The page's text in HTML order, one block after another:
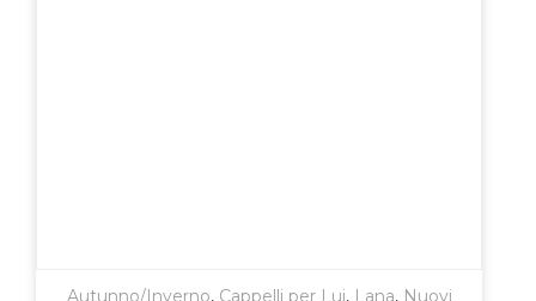
Autunno/Inverno, Cappelli per Lui, Lana, Nuovi